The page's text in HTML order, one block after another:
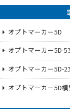
オプトマーカー5D
オプトマーカー5D-5
オプトマーカー5D-2
オプトマーカー5D横